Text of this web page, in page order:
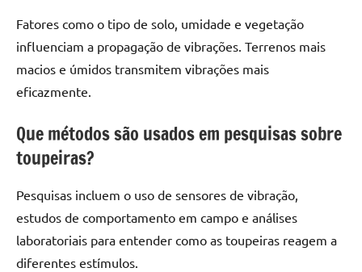
Fatores como o tipo de solo, umidade e vegetação
influenciam a propagação de vibrações. Terrenos mais
macios e úmidos transmitem vibrações mais
eficazmente.
Que métodos são usados em pesquisas sobre
toupeiras?
Pesquisas incluem o uso de sensores de vibração,
estudos de comportamento em campo e análises
laboratoriais para entender como as toupeiras reagem a
diferentes estímulos.